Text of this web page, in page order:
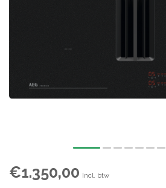
€1.350,00 Incl. btw